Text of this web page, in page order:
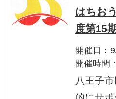
はちお
度第15
開催日：
開催時間
八王子